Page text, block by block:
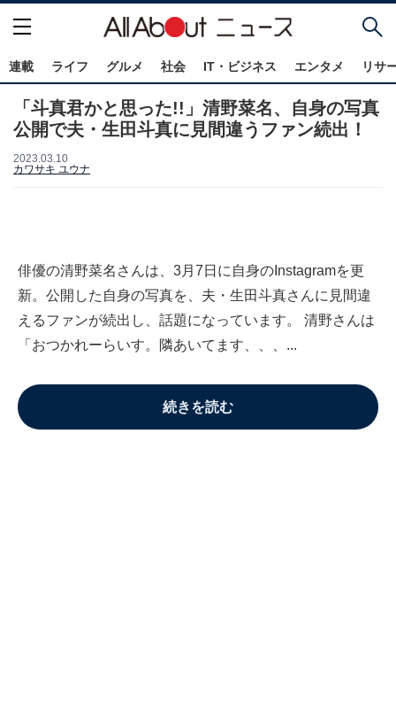
連載 ライフ グルメ 社会 IT・ビジネス エンタメ リサ
「斗真君かと思った!!」清野菜名、自身の写真
公開で夫・生田斗真に見間違うファン続出！
2023.03.10
カワサキ ユウナ
俳優の清野菜名さんは、3月7日に自身のInstagramを更
新。公開した自身の写真を、夫・生田斗真さんに見間違
えるファンが続出し、話題になっています。 清野さんは
「おつかれーらいす。隣あいてます、、、...
続きを読む